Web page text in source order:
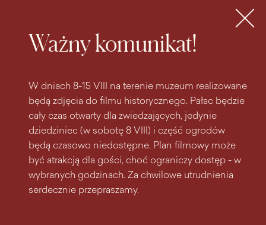
Ważny komunikat!
W dniach 8-15 VIII na terenie muzeum realizowane
będą zdjęcia do filmu historycznego. Pałac będzie
cały czas otwarty dla zwiedzających, jedynie
dziedziniec (w sobotę 8 VIII) i część ogrodów
będą czasowo niedostępne. Plan filmowy może
być atrakcją dla gości, choć ograniczy dostęp - w
wybranych godzinach. Za chwilowe utrudnienia
serdecznie przepraszamy.
MENU